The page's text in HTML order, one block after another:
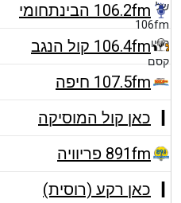
106.2fm הבינתחומי
106.4fm קול הנגב
107.5fm חיפה
כאן קול המוסיקה
891fm פריוויה
כאן רקע (רוסית)